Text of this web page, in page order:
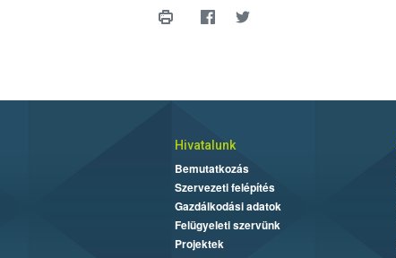
Hivatalunk
Bemutatkozás
Szervezeti felépítés
Gazdálkodási adatok
Felügyeleti szervünk
Projektek